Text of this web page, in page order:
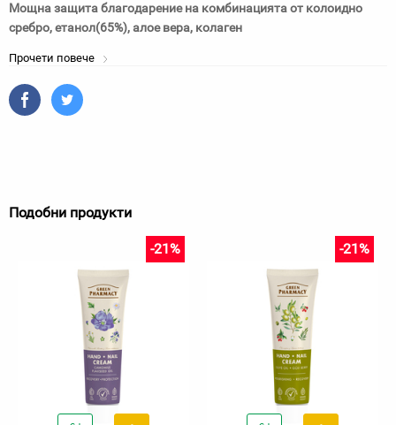
Мощна защита благодарение на комбинацията от колоидно
сребро, етанол(65%), алое вера, колаген
Прочети повече
Подобни продукти
-21% -21%